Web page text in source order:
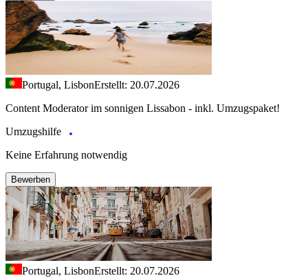
Portugal, LisbonErstellt: 20.07.2026
Content Moderator im sonnigen Lissabon - inkl. Umzugspaket!
Umzugshilfe
Keine Erfahrung notwendig
Bewerben
Portugal, LisbonErstellt: 20.07.2026